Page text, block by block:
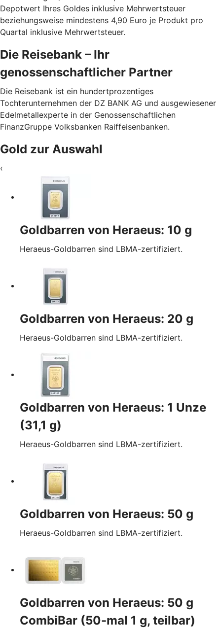
Depotwert Ihres Goldes inklusive Mehrwertsteuer
beziehungsweise mindestens 4,90 Euro je Produkt pro
Quartal inklusive Mehrwertsteuer.
Die Reisebank – Ihr
genossenschaftlicher Partner
Die Reisebank ist ein hundertprozentiges
Tochterunternehmen der DZ BANK AG und ausgewiesener
Edelmetallexperte in der Genossenschaftlichen
FinanzGruppe Volksbanken Raiffeisenbanken.
Gold zur Auswahl
‹
Goldbarren von Heraeus: 10 g
Heraeus-Goldbarren sind LBMA-zertifiziert.
Goldbarren von Heraeus: 20 g
Heraeus-Goldbarren sind LBMA-zertifiziert.
Goldbarren von Heraeus: 1 Unze
(31,1 g)
Heraeus-Goldbarren sind LBMA-zertifiziert.
Goldbarren von Heraeus: 50 g
Heraeus-Goldbarren sind LBMA-zertifiziert.
Goldbarren von Heraeus: 50 g
CombiBar (50-mal 1 g, teilbar)